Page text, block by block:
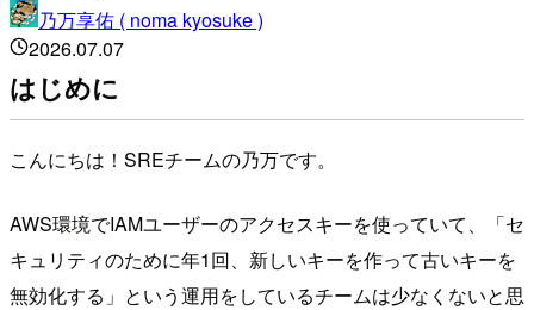
乃万享佑 ( noma kyosuke )
2026.07.07
はじめに
こんにちは！SREチームの乃万です。
AWS環境でIAMユーザーのアクセスキーを使っていて、「セ
キュリティのために年1回、新しいキーを作って古いキーを
無効化する」という運用をしているチームは少なくないと思